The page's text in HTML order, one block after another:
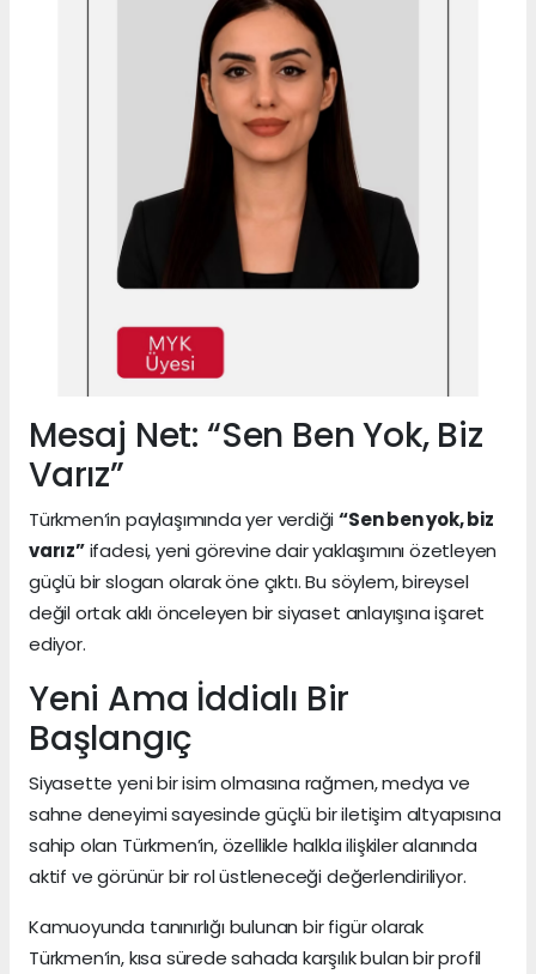
Mesaj Net: “Sen Ben Yok, Biz
Varız”
Türkmen’in paylaşımında yer verdiği“Sen ben yok, biz
varız”ifadesi, yeni görevine dair yaklaşımını özetleyen
güçlü bir slogan olarak öne çıktı. Bu söylem, bireysel
değil ortak aklı önceleyen bir siyaset anlayışına işaret
ediyor.
Yeni Ama İddialı Bir
Başlangıç
Siyasette yeni bir isim olmasına rağmen, medya ve
sahne deneyimi sayesinde güçlü bir iletişim altyapısına
sahip olan Türkmen’in, özellikle halkla ilişkiler alanında
aktif ve görünür bir rol üstleneceği değerlendiriliyor.
Kamuoyunda tanınırlığı bulunan bir figür olarak
Türkmen’in, kısa sürede sahada karşılık bulan bir profil